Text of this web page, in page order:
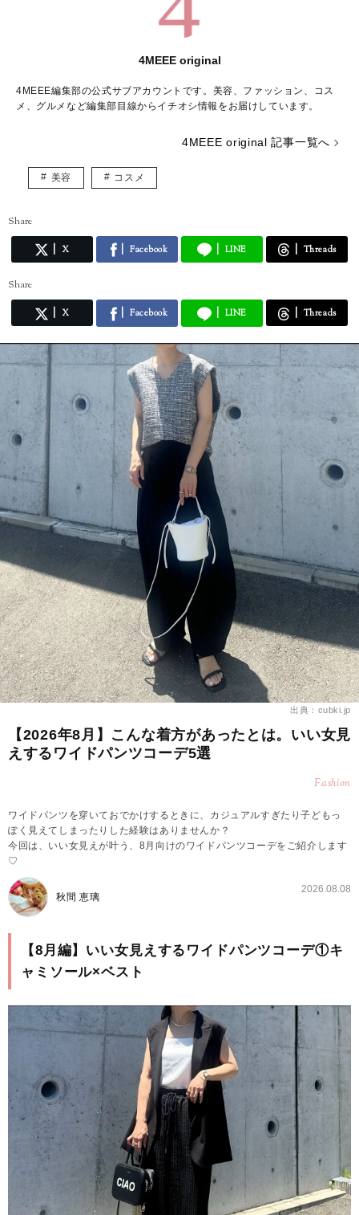
4MEEE original
4MEEE編集部の公式サブアカウントです。美容、ファッション、コス
メ、グルメなど編集部目線からイチオシ情報をお届けしています。
4MEEE original 記事一覧へ
美容 コスメ
Share
X Facebook LINE Threads
Share
X Facebook LINE Threads
出典：cubki.jp
【2026年8月】こんな着方があったとは。いい女見
えするワイドパンツコーデ5選
Fashion
ワイドパンツを穿いておでかけするときに、カジュアルすぎたり子どもっ
ぽく見えてしまったりした経験はありませんか？
今回は、いい女見えが叶う、8月向けのワイドパンツコーデをご紹介します
♡
秋間 恵璃
2026.08.08
【8月編】いい女見えするワイドパンツコーデ①キ
ャミソール×ベスト